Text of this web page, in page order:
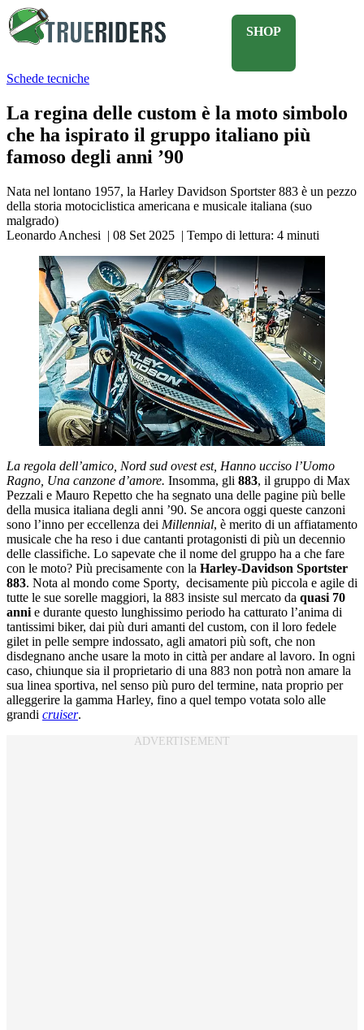
SHOP
Schede tecniche
La regina delle custom è la moto simbolo
che ha ispirato il gruppo italiano più
famoso degli anni ’90
Nata nel lontano 1957, la Harley Davidson Sportster 883 è un pezzo
della storia motociclistica americana e musicale italiana (suo
malgrado)
Leonardo Anchesi | 08 Set 2025 | Tempo di lettura: 4 minuti
La regola dell’amico, Nord sud ovest est, Hanno ucciso l’Uomo
Ragno, Una canzone d’amore. Insomma, gli 883, il gruppo di Max
Pezzali e Mauro Repetto che ha segnato una delle pagine più belle
della musica italiana degli anni ’90. Se ancora oggi queste canzoni
sono l’inno per eccellenza dei Millennial, è merito di un affiatamento
musicale che ha reso i due cantanti protagonisti di più un decennio
delle classifiche. Lo sapevate che il nome del gruppo ha a che fare
con le moto? Più precisamente con la Harley-Davidson Sportster
883. Nota al mondo come Sporty, decisamente più piccola e agile di
tutte le sue sorelle maggiori, la 883 insiste sul mercato da quasi 70
annie durante questo lunghissimo periodo ha catturato l’anima di
tantissimi biker, dai più duri amanti del custom, con il loro fedele
gilet in pelle sempre indossato, agli amatori più soft, che non
disdegnano anche usare la moto in città per andare al lavoro. In ogni
caso, chiunque sia il proprietario di una 883 non potrà non amare la
sua linea sportiva, nel senso più puro del termine, nata proprio per
alleggerire la gamma Harley, fino a quel tempo votata solo alle
grandi cruiser.